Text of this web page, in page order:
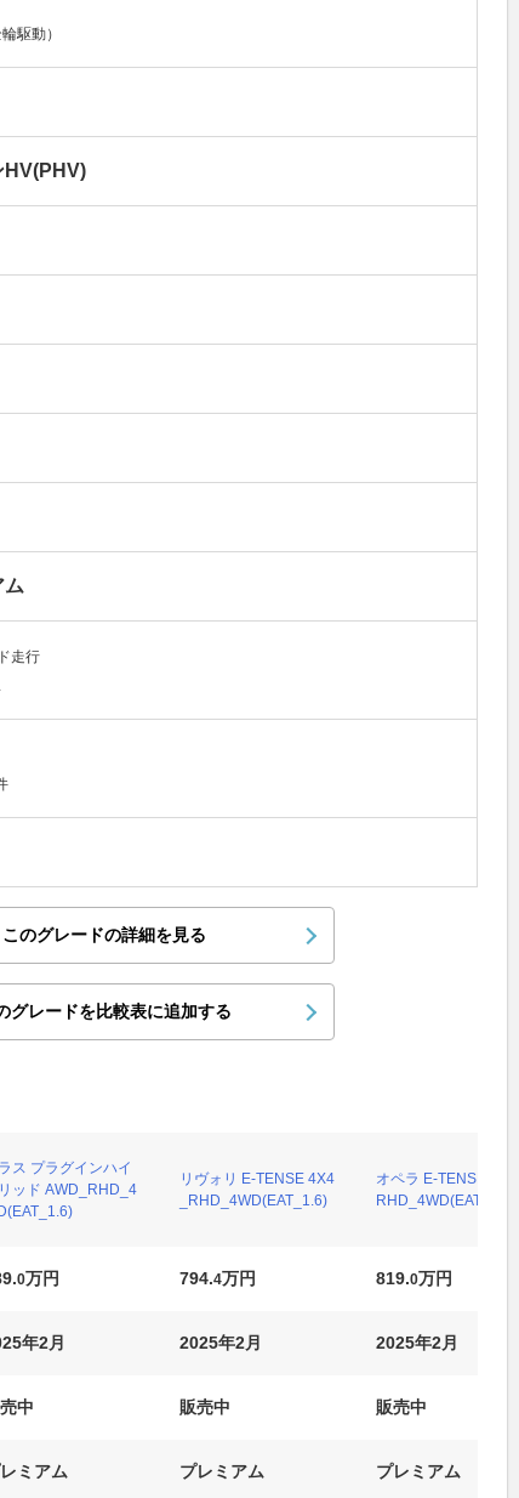
輪駆動）
HV(PHV)
ム
走行
このグレードの詳細を見る
グレードを比較表に追加する
ス プラグインハイ
ッド AWD_RHD_4
リヴォリ E-TENSE 4X4
_RHD_4WD(EAT_1.6)
オペラ E-TENSE 4X4_
RHD_4WD(EAT_1.6)
0万円 794.4万円 819.0万円
年2月 2025年2月 2025年2月
中 販売中 販売中
ミアム プレミアム プレミアム